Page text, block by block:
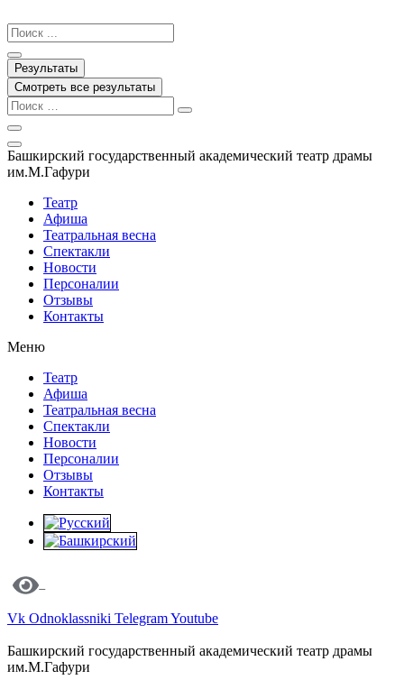
к
содержимому
Search
...
Результаты
Смотреть все результаты
Башкирский государственный академический театр драмы
им.М.Гафури
Театр
Афиша
Театральная весна
Спектакли
Новости
Персоналии
Отзывы
Контакты
Меню
Театр
Афиша
Театральная весна
Спектакли
Новости
Персоналии
Отзывы
Контакты
Vk Odnoklassniki TelegramYoutube
Башкирский государственный академический театр драмы
им.М.Гафури